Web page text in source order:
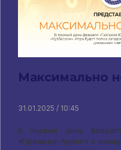
Максимально
31.01.2025 / 10:45
В первый день
«Премьер-Арене» с